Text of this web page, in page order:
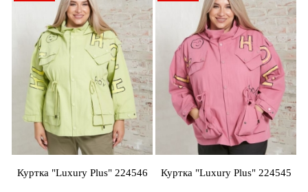
Куртка "Luxury Plus" 224546 Куртка "Luxury Plus" 224545